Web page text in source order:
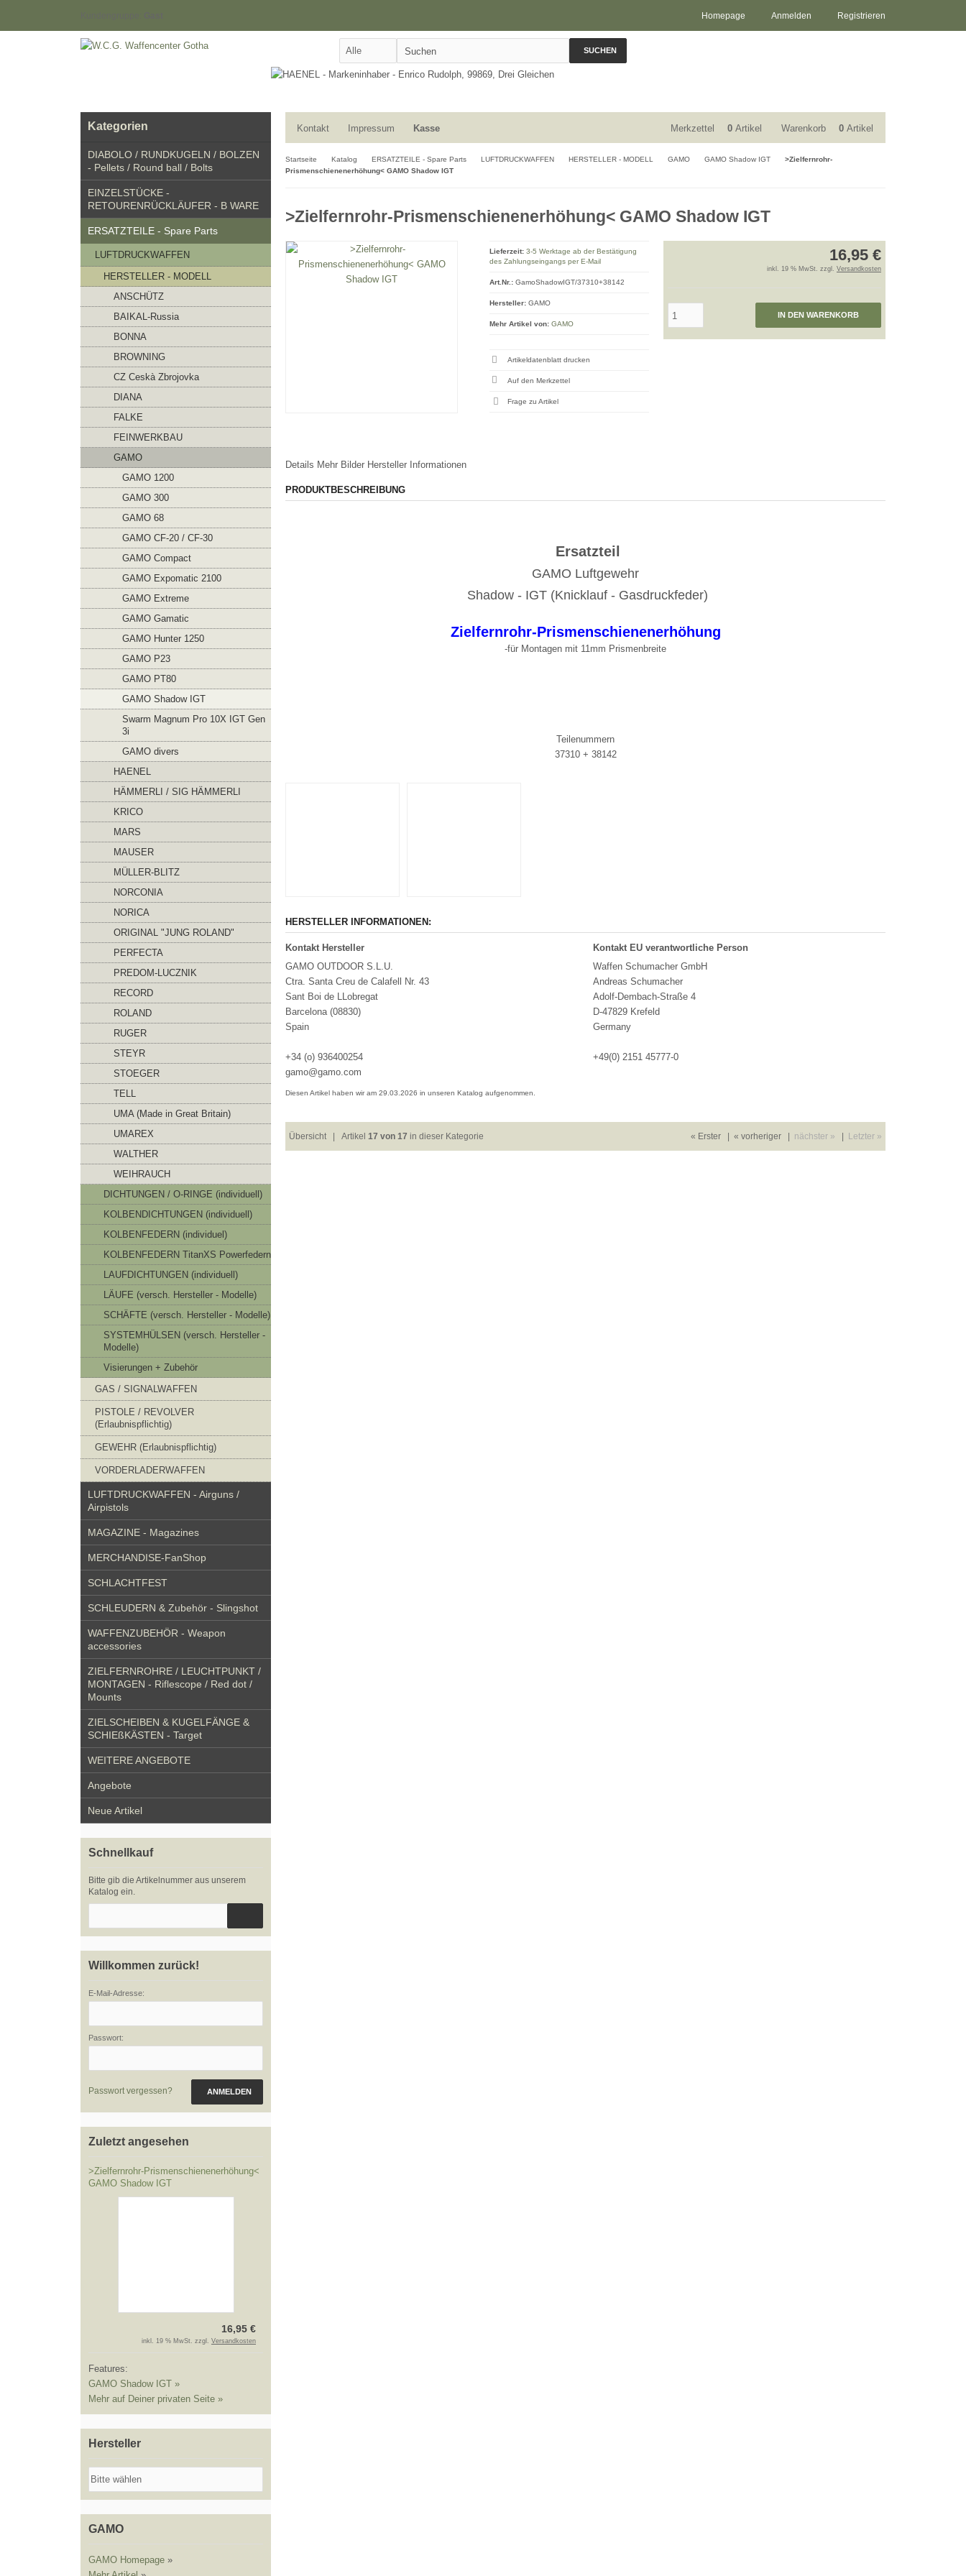
Registrieren
Anmelden
Homepage
SUCHEN
Kontakt Impressum Kasse Warenkorb 0 Artikel
Merkzettel 0 Artikel
Startseite Katalog ERSATZTEILE - Spare Parts LUFTDRUCKWAFFEN HERSTELLER - MODELL GAMO GAMO Shadow IGT
>Zielfernrohr-
Prismenschienenerhöhung< GAMO Shadow IGT
>Zielfernrohr-Prismenschienenerhöhung< GAMO Shadow IGT
16,95 €
inkl. 19 % MwSt. zzgl. Versandkosten
IN DEN WARENKORB
Lieferzeit: 3-5 Werktage ab der Bestätigung
des Zahlungseingangs per E-Mail
Art.Nr.: GamoShadowIGT/37310+38142
Hersteller: GAMO
Mehr Artikel von: GAMO
Artikeldatenblatt drucken
Frage zu Artikel
Details Mehr Bilder Hersteller Informationen
PRODUKTBESCHREIBUNG
Ersatzteil
GAMO Luftgewehr
Shadow - IGT (Knicklauf - Gasdruckfeder)
Zielfernrohr-Prismenschienenerhöhung
-für Montagen mit 11mm Prismenbreite
Teilenummern
37310 + 38142
HERSTELLER INFORMATIONEN:
Kontakt Hersteller
GAMO OUTDOOR S.L.U.
Ctra. Santa Creu de Calafell Nr. 43
Sant Boi de LLobregat
Barcelona (08830)
Spain
+34 (o) 936400254
gamo@gamo.com
Kontakt EU verantwortliche Person
Waffen Schumacher GmbH
Andreas Schumacher
Adolf-Dembach-Straße 4
D-47829 Krefeld
Germany
+49(0) 2151 45777-0
Diesen Artikel haben wir am 29.03.2026 in unseren Katalog aufgenommen.
Übersicht| Artikel 17 von 17 in dieser Kategorie « Erster « vorheriger nächster » Letzter »
Kategorien
DIABOLO / RUNDKUGELN / BOLZEN
- Pellets / Round ball / Bolts
EINZELSTÜCKE -
RETOURENRÜCKLÄUFER - B WARE
ERSATZTEILE - Spare Parts
LUFTDRUCKWAFFEN
HERSTELLER - MODELL
ANSCHÜTZ
BAIKAL-Russia
BONNA
BROWNING
CZ Ceskà Zbrojovka
DIANA
FALKE
FEINWERKBAU
GAMO
GAMO 1200
GAMO 300
GAMO 68
GAMO CF-20 / CF-30
GAMO Compact
GAMO Expomatic 2100
GAMO Extreme
GAMO Gamatic
GAMO Hunter 1250
GAMO P23
GAMO PT80
GAMO Shadow IGT
Swarm Magnum Pro 10X IGT Gen
3i
GAMO divers
HAENEL
HÄMMERLI / SIG HÄMMERLI
KRICO
MARS
MAUSER
MÜLLER-BLITZ
NORCONIA
NORICA
ORIGINAL "JUNG ROLAND"
PERFECTA
PREDOM-LUCZNIK
RECORD
ROLAND
RUGER
STEYR
STOEGER
TELL
UMA (Made in Great Britain)
UMAREX
WALTHER
WEIHRAUCH
DICHTUNGEN / O-RINGE (individuell)
KOLBENDICHTUNGEN (individuell)
KOLBENFEDERN (individuel)
KOLBENFEDERN TitanXS Powerfedern
LAUFDICHTUNGEN (individuell)
LÄUFE (versch. Hersteller - Modelle)
SCHÄFTE (versch. Hersteller - Modelle)
SYSTEMHÜLSEN (versch. Hersteller -
Modelle)
Visierungen + Zubehör
GAS / SIGNALWAFFEN
PISTOLE / REVOLVER
(Erlaubnispflichtig)
GEWEHR (Erlaubnispflichtig)
VORDERLADERWAFFEN
LUFTDRUCKWAFFEN - Airguns /
Airpistols
MAGAZINE - Magazines
MERCHANDISE-FanShop
SCHLACHTFEST
SCHLEUDERN & Zubehör - Slingshot
WAFFENZUBEHÖR - Weapon
accessories
ZIELFERNROHRE / LEUCHTPUNKT /
MONTAGEN - Riflescope / Red dot /
Mounts
ZIELSCHEIBEN & KUGELFÄNGE &
SCHIEßKÄSTEN - Target
WEITERE ANGEBOTE
Angebote
Neue Artikel
Schnellkauf
Bitte gib die Artikelnummer aus unserem
Katalog ein.
Willkommen zurück!
E-Mail-Adresse:
Passwort:
Passwort vergessen? ANMELDEN
Zuletzt angesehen
>Zielfernrohr-Prismenschienenerhöhung<
GAMO Shadow IGT
16,95 €
inkl. 19 % MwSt. zzgl. Versandkosten
Features:
GAMO Shadow IGT »
Mehr auf Deiner privaten Seite »
Hersteller
GAMO
GAMO Homepage »